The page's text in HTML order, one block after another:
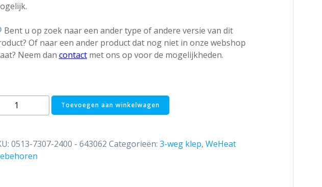
Bent u op zoek naar een ander type of andere versie van dit
Of naar een ander product dat nog niet in onze webshop
Neem dan contactmet ons op voor de mogelijkheden.
Toevoegen aan winkelwagen
0513-7307-2400 - 643062 Categorieën: 3-weg klep, WeHeat